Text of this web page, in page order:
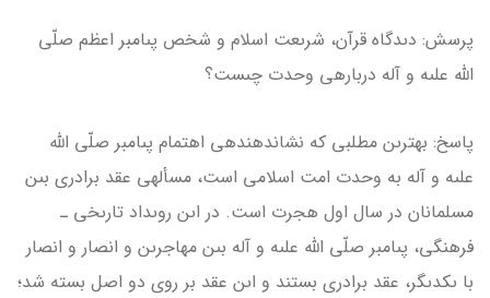
پرسش: دىدگاه قرآن، شرىعت اسلام و شخص پىامبر اعظم صلّى
الله علىه و آله درباره­ى وحدت چىست؟
پاسخ: بهترىن مطلبى كه نشان­دهنده­ى اهتمام پىامبر صلّى الله
علىه و آله به وحدت امت اسلامى است، مسأله­ى عقد برادرى بىن
مسلمانان در سال اول هجرت است. در اىن روىداد تارىخى ـ
فرهنگى، پىامبر صلّى الله علىه و آله بىن مهاجرىن و انصار و انصار
با ىکدىگر، عقد برادرى بستند و اىن عقد بر روى دو اصل بسته شد؛